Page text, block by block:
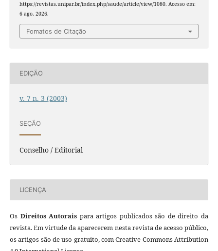
https://revistas.unipar.br/index.php/saude/article/view/1080. Acesso em:
6 ago. 2026.
Fomatos de Citação
EDIÇÃO
v. 7 n. 3 (2003)
SEÇÃO
Conselho / Editorial
LICENÇA
Os Direitos Autorais para artigos publicados são de direito da
revista. Em virtude da aparecerem nesta revista de acesso público,
os artigos são de uso gratuito, com Creative Commons Attribution